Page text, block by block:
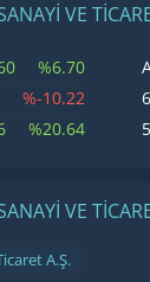
VE
%6.70
%-10.22
%20.64
VE
A.Ş.